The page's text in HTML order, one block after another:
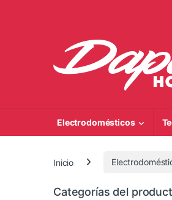
Electrodomésticos
Inicio
Categorías del